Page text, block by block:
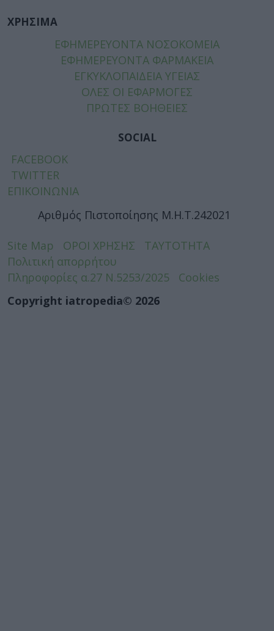
ΧΡΗΣΙΜΑ
ΕΦΗΜΕΡΕΥΟΝΤΑ ΝΟΣΟΚΟΜΕΙΑ
ΕΦΗΜΕΡΕΥΟΝΤΑ ΦΑΡΜΑΚΕΙΑ
ΕΓΚΥΚΛΟΠΑΙΔΕΙΑ ΥΓΕΙΑΣ
ΟΛΕΣ ΟΙ ΕΦΑΡΜΟΓΕΣ
ΠΡΩΤΕΣ ΒΟΗΘΕΙΕΣ
SOCIAL
FACEBOOK
TWITTER
ΕΠΙΚΟΙΝΩΝΙΑ
Αριθμός Πιστοποίησης Μ.Η.Τ.242021
Site Map ΟΡΟΙ ΧΡΗΣΗΣ
ΤΑΥΤΟΤΗΤΑ
Πολιτική απορρήτου
Πληροφορίες α.27 Ν.5253/2025
Cookies
Copyright iatropedia© 2026